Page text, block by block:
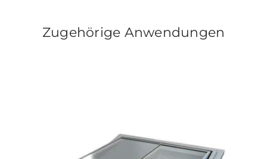
Zugehörige Anwendungen